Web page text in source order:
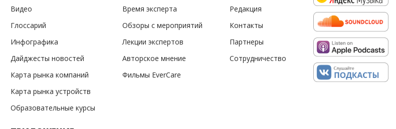
Видео
Глоссарий
Инфографика
Дайджесты новостей
Карта рынка компаний
Карта рынка устройств
Образовательные курсы
Время эксперта
Обзоры с мероприятий
Лекции экспертов
Авторское мнение
Фильмы EverCare
Редакция
Контакты
Партнеры
Сотрудничество